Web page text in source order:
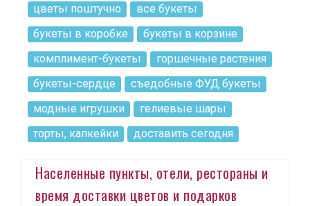
цветы поштучно
все букеты
букеты в коробке
букеты в корзине
комплимент-букеты
горшечные растения
букеты-сердце
съедобные ФУД букеты
модные игрушки
гелиевые шары
торты, капкейки
доставить сегодня
Населенные пункты, отели, рестораны и
время доставки цветов и подарков